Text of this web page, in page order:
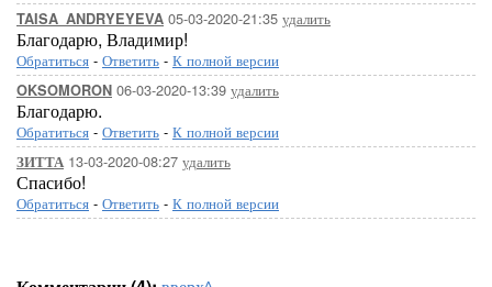
TAISA_ANDRYEYEVA 05-03-2020-21:35 удалить
Благодарю, Владимир!
Обратиться - Ответить - К полной версии
OKSOMORON 06-03-2020-13:39 удалить
Благодарю.
Обратиться - Ответить - К полной версии
ЗИТТА 13-03-2020-08:27 удалить
Спасибо!
Обратиться - Ответить - К полной версии